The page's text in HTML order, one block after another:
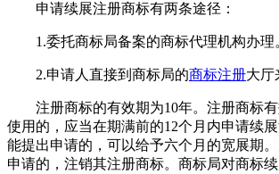
申请续展注册商标有两条途径：
1.委托商标局备案的商标代理机构办理
2.申请人直接到商标局的商标注册大厅
注册商标的有效期为10年。注册商标有
使用的，应当在期满前的12个月内申请续
能提出申请的，可以给予六个月的宽展期
申请的，注销其注册商标。商标局对商标